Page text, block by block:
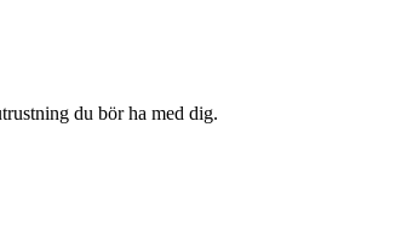
du bör ha med dig.